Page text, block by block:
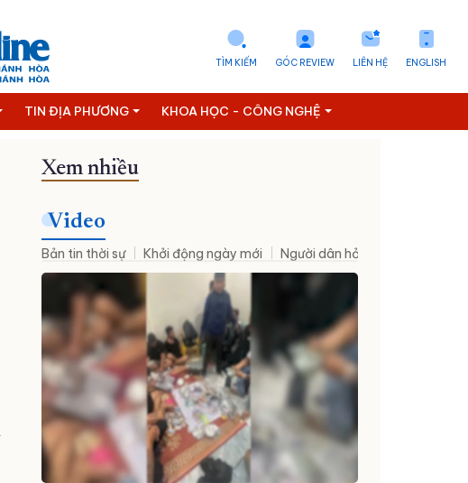
ENGLISH
LIÊN HỆ
GÓC REVIEW
TÌM KIẾM
TIN ĐỊA PHƯƠNG KHOA HỌC - CÔNG NGHỆ
Xem nhiều
Video
Bản tin thời sự Khởi động ngày mới Người dân hỏi – Cơ quan nhà